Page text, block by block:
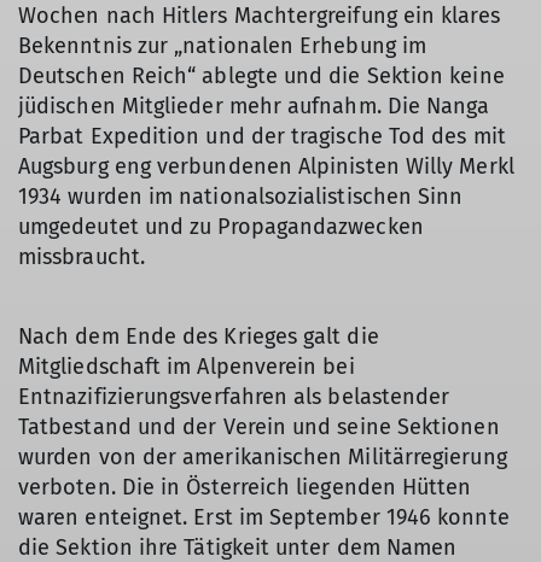
Wochen nach Hitlers Machtergreifung ein klares
Bekenntnis zur „nationalen Erhebung im
Deutschen Reich“ ablegte und die Sektion keine
jüdischen Mitglieder mehr aufnahm. Die Nanga
Parbat Expedition und der tragische Tod des mit
Augsburg eng verbundenen Alpinisten Willy Merkl
1934 wurden im nationalsozialistischen Sinn
umgedeutet und zu Propagandazwecken
missbraucht.
Nach dem Ende des Krieges galt die
Mitgliedschaft im Alpenverein bei
Entnazifizierungsverfahren als belastender
Tatbestand und der Verein und seine Sektionen
wurden von der amerikanischen Militärregierung
verboten. Die in Österreich liegenden Hütten
waren enteignet. Erst im September 1946 konnte
die Sektion ihre Tätigkeit unter dem Namen